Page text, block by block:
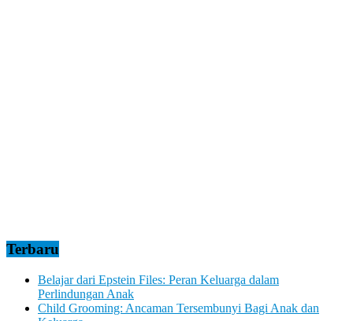
Terbaru
Belajar dari Epstein Files: Peran Keluarga dalam
Perlindungan Anak
Child Grooming: Ancaman Tersembunyi Bagi Anak dan